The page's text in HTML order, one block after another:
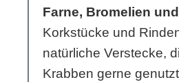
Farne, Bromelien
Korkstücke und
natürliche Verstecke,
Krabben gerne